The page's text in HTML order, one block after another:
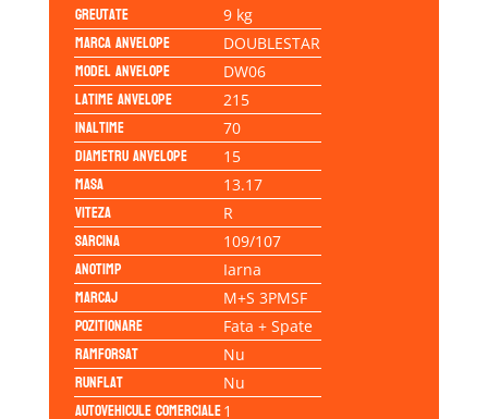
Greutate 9 kg
Marca anvelope DOUBLESTAR
Model anvelope DW06
Latime anvelope 215
Inaltime 70
Diametru anvelope 15
Masa 13.17
Viteza R
Sarcina 109/107
Anotimp Iarna
Marcaj M+S 3PMSF
Pozitionare Fata + Spate
Ramforsat Nu
Runflat Nu
Autovehicule comerciale1